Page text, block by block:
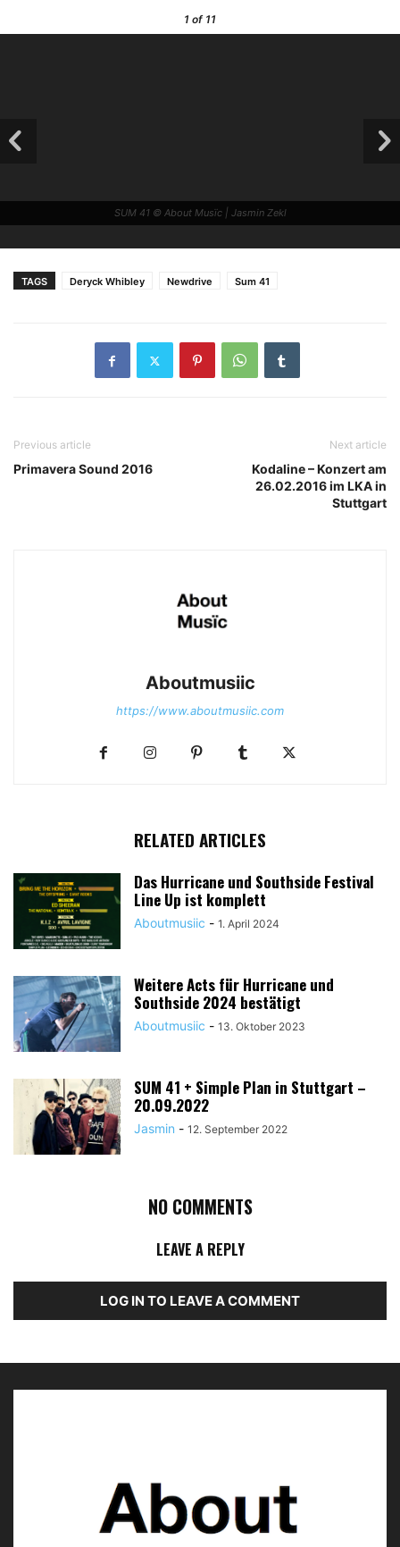
1 of 11
SUM 41 © About Musïc | Jasmin Zekl
TAGS Deryck Whibley Newdrive Sum 41
Previous article
Primavera Sound 2016
Next article
Kodaline – Konzert am
26.02.2016 im LKA in
Stuttgart
Aboutmusiic
https://www.aboutmusiic.com
RELATED ARTICLES
Das Hurricane und Southside Festival
Line Up ist komplett
Aboutmusiic - 1. April 2024
Weitere Acts für Hurricane und
Southside 2024 bestätigt
Aboutmusiic - 13. Oktober 2023
SUM 41 + Simple Plan in Stuttgart –
20.09.2022
Jasmin - 12. September 2022
NO COMMENTS
LEAVE A REPLY
LOG IN TO LEAVE A COMMENT